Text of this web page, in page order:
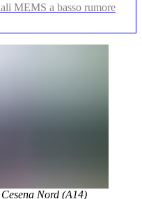
MEMS a basso rumore
Nord (A14)